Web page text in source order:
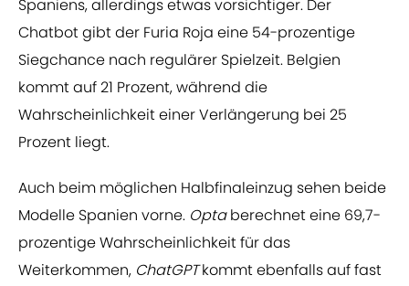
Spaniens, allerdings etwas vorsichtiger. Der
Chatbot gibt der Furia Roja eine 54-prozentige
Siegchance nach regulärer Spielzeit. Belgien
kommt auf 21 Prozent, während die
Wahrscheinlichkeit einer Verlängerung bei 25
Prozent liegt.
Auch beim möglichen Halbfinaleinzug sehen beide
Modelle Spanien vorne. Optaberechnet eine 69,7-
prozentige Wahrscheinlichkeit für das
Weiterkommen, ChatGPTkommt ebenfalls auf fast